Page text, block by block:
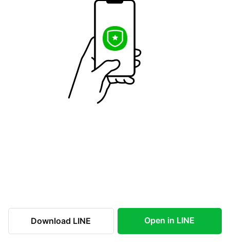
Download LINE Open in LINE